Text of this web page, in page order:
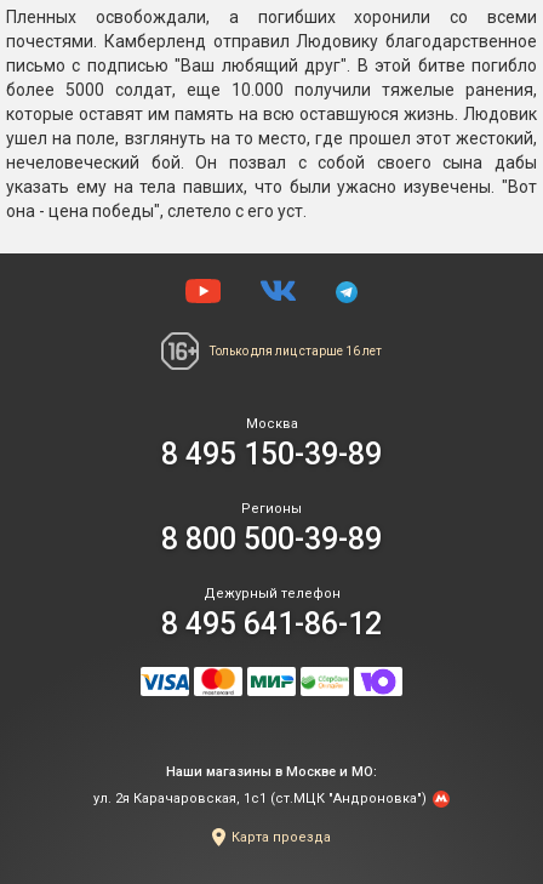
Пленных освобождали, а погибших хоронили со всеми
почестями. Камберленд отправил Людовику благодарственное
письмо с подписью "Ваш любящий друг". В этой битве погибло
более 5000 солдат, еще 10.000 получили тяжелые ранения,
которые оставят им память на всю оставшуюся жизнь. Людовик
ушел на поле, взглянуть на то место, где прошел этот жестокий,
нечеловеческий бой. Он позвал с собой своего сына дабы
указать ему на тела павших, что были ужасно изувечены. "Вот
она - цена победы", слетело с его уст.
Только для лицстарше 16 лет
Москва
8 495 150-39-89
Регионы
8 800 500-39-89
Дежурный телефон
8 495 641-86-12
Наши магазины в Москве и МО:
ул. 2я Карачаровская, 1с1 (ст.МЦК "Андроновка")
Карта проезда